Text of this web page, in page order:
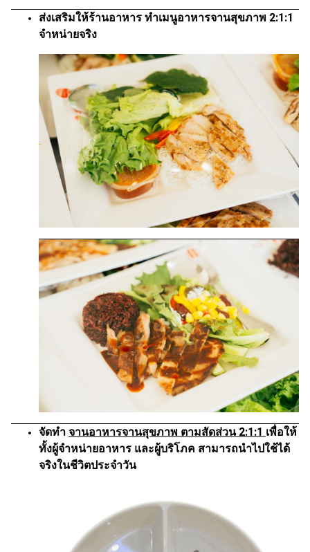
ส่งเสริมให้ร้านอาหาร ทำเมนูอาหารจานสุขภาพ 2:1:1
จำหน่ายจริง
จัดทำ จานอาหารจานสุขภาพ ตามสัดส่วน 2:1:1 เพื่อให้
ทั้งผู้จำหน่ายอาหาร และผู้บริโภค สามารถนำไปใช้ได้
จริงในชีวิตประจำวัน